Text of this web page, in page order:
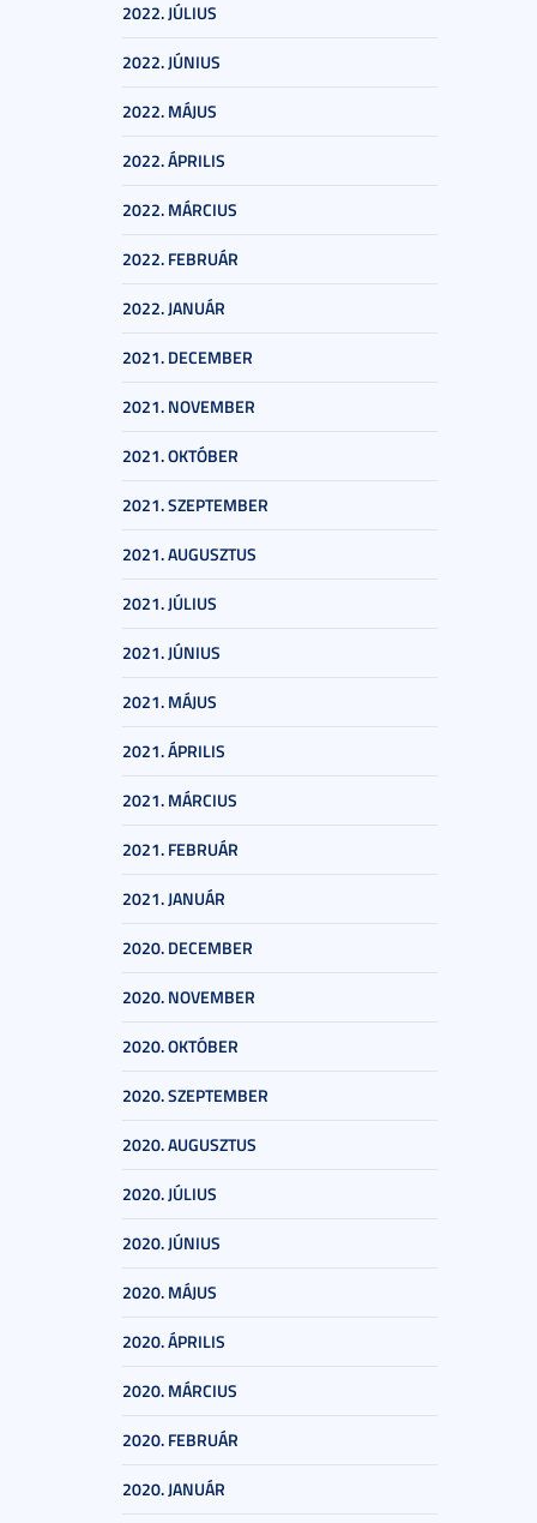
2022. JÚLIUS
2022. JÚNIUS
2022. MÁJUS
2022. ÁPRILIS
2022. MÁRCIUS
2022. FEBRUÁR
2022. JANUÁR
2021. DECEMBER
2021. NOVEMBER
2021. OKTÓBER
2021. SZEPTEMBER
2021. AUGUSZTUS
2021. JÚLIUS
2021. JÚNIUS
2021. MÁJUS
2021. ÁPRILIS
2021. MÁRCIUS
2021. FEBRUÁR
2021. JANUÁR
2020. DECEMBER
2020. NOVEMBER
2020. OKTÓBER
2020. SZEPTEMBER
2020. AUGUSZTUS
2020. JÚLIUS
2020. JÚNIUS
2020. MÁJUS
2020. ÁPRILIS
2020. MÁRCIUS
2020. FEBRUÁR
2020. JANUÁR